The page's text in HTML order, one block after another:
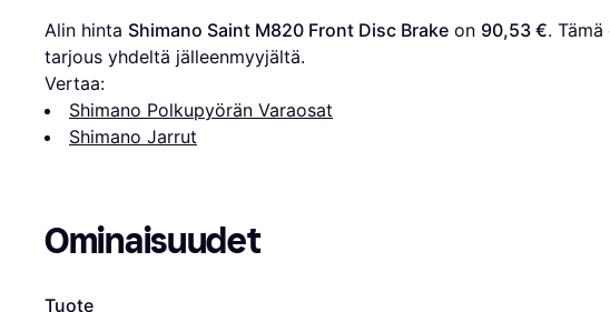
Alin hinta Shimano Saint M820 Front Disc Brake on 90,53 €.
tarjous yhdeltä jälleenmyyjältä.
Vertaa:
Shimano Polkupyörän Varaosat
Shimano Jarrut
Ominaisuudet
Tuote